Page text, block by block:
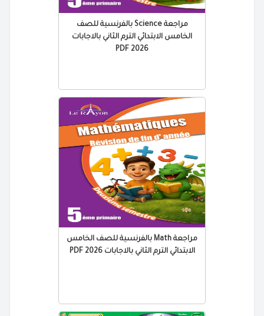
مراجعة Science بالفرنسية للصف
الخامس الابتدائي الترم الثاني بالاجابات
2026 PDF
مراجعة Math بالفرنسية للصف الخامس
الابتدائي الترم الثاني بالاجابات 2026 PDF